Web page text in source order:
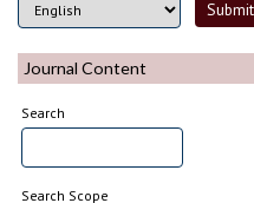
Journal Content
Search
Search Scope